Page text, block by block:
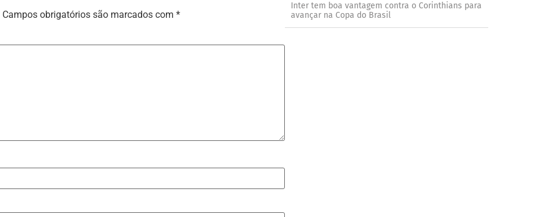
Campos obrigatórios são marcados com *
Inter tem boa vantagem contra o Corinthians para
avançar na Copa do Brasil